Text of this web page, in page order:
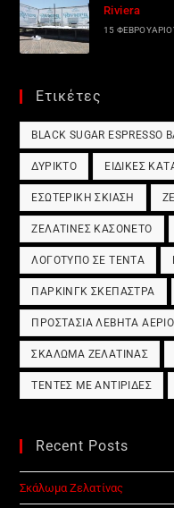
Riviera
15
Ετικέτες
BLACK SUGAR ESPRESSO
ΔΎΡΙΚΤΟ ΕΙΔΙΚΈΣ
ΕΣΩΤΕΡΙΚΉ ΣΚΊΑΣΗ
ΖΕΛΑΤΊΝΕΣ ΚΑΣΟΝΈΤΟ
ΛΟΓΌΤΥΠΟ ΣΕ ΤΈΝΤΑ
ΠΆΡΚΙΝΓΚ ΣΚΈΠΑΣΤΡΑ
ΠΡΟΣΤΑΣΊΑ ΛΈΒΗΤΑ
ΣΚΆΛΩΜΑ ΖΕΛΑΤΊΝΑΣ
ΤΈΝΤΕΣ ΜΕ ΑΝΤΙΡΊΔΕΣ
Recent Posts
Σκάλωμα Ζελατίνας